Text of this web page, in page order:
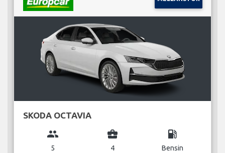
SKODA OCTAVIA
group
5
business_center
4
local_gas_station
Bensin